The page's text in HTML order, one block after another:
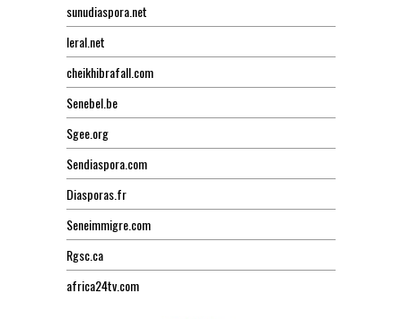
sunudiaspora.net
leral.net
cheikhibrafall.com
Senebel.be
Sgee.org
Sendiaspora.com
Diasporas.fr
Seneimmigre.com
Rgsc.ca
africa24tv.com